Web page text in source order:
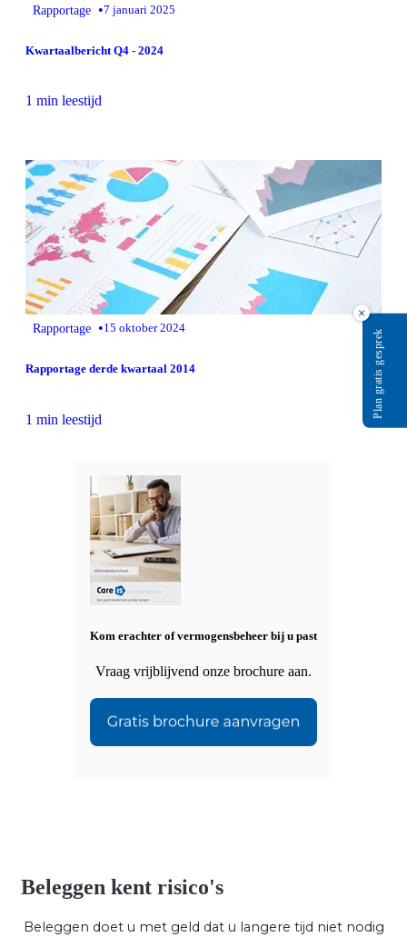
Rapportage •7 januari 2025
Kwartaalbericht Q4 - 2024
1 min leestijd
Rapportage •15 oktober 2024
Rapportage derde kwartaal 2014
1 min leestijd
Kom erachter of vermogensbeheer bij u past
Vraag vrijblijvend onze brochure aan.
Beleggen kent risico's
Beleggen doet u met geld dat u langere tijd niet nodig
×
Plan gratis gesprek